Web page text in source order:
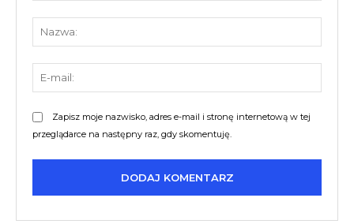
Zapisz moje nazwisko, adres e-mail i stronę internetową w tej
przeglądarce na następny raz, gdy skomentuję.